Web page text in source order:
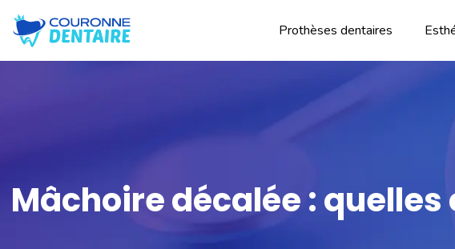
Prothèses dentaires
Mâchoire décalée :